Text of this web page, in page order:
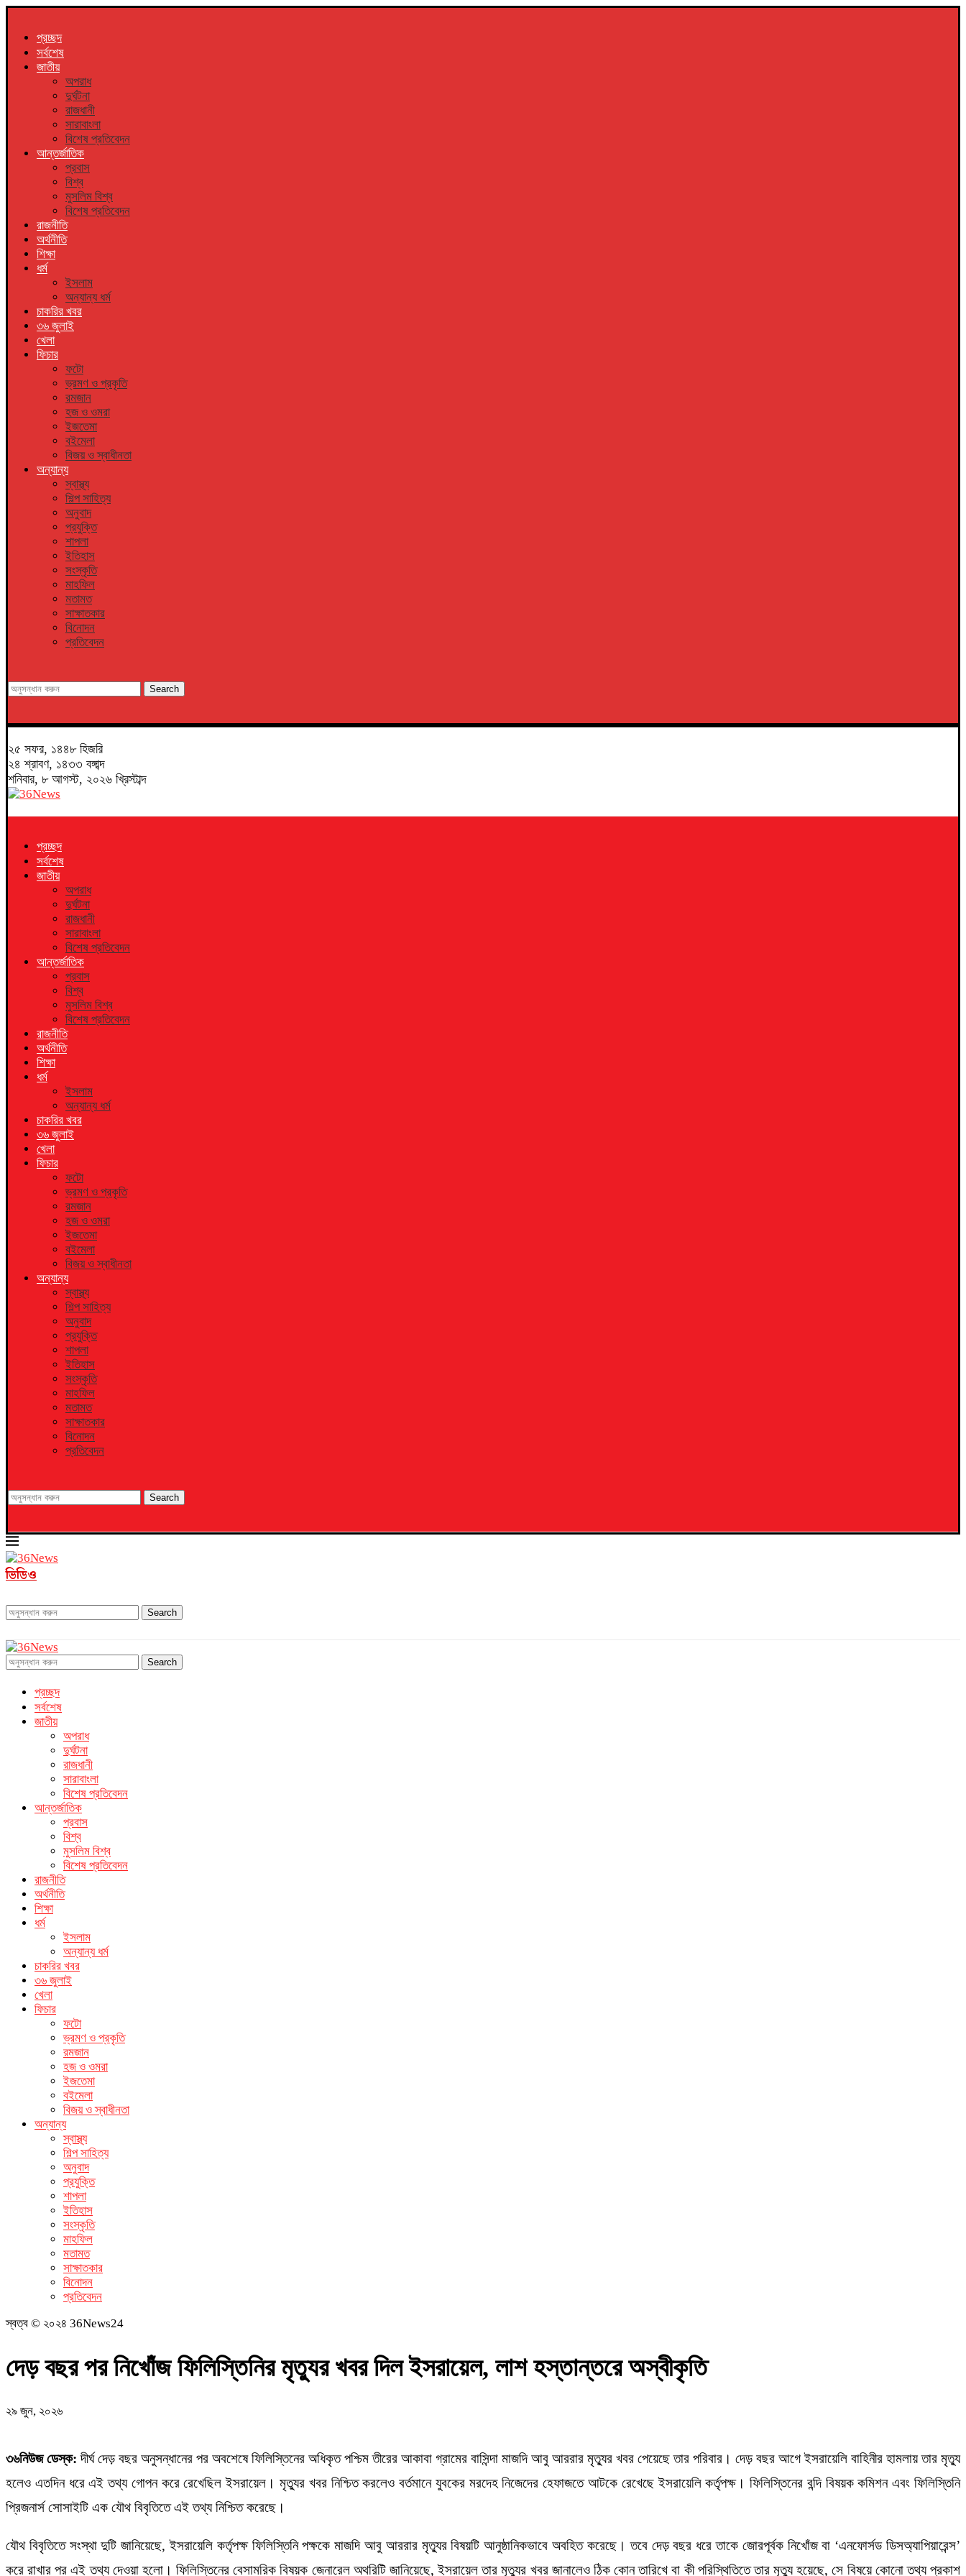
প্রচ্ছদ
সর্বশেষ
জাতীয়
অপরাধ
দুর্ঘটনা
রাজধানী
সারাবাংলা
বিশেষ প্রতিবেদন
আন্তর্জাতিক
প্রবাস
বিশ্ব
মুসলিম বিশ্ব
বিশেষ প্রতিবেদন
রাজনীতি
অর্থনীতি
শিক্ষা
ধর্ম
ইসলাম
অন্যান্য ধর্ম
চাকরির খবর
৩৬ জুলাই
খেলা
ফিচার
ফটো
ভ্রমণ ও প্রকৃতি
রমজান
হজ ও ওমরা
ইজতেমা
বইমেলা
বিজয় ও স্বাধীনতা
অন্যান্য
স্বাস্থ্য
শিল্প সাহিত্য
অনুবাদ
প্রযুক্তি
শাপলা
ইতিহাস
সংস্কৃতি
মাহফিল
মতামত
সাক্ষাতকার
বিনোদন
প্রতিবেদন
Search
২৫ সফর, ১৪৪৮ হিজরি
২৪ শ্রাবণ, ১৪৩৩ বঙ্গাব্দ
শনিবার, ৮ আগস্ট, ২০২৬ খ্রিস্টাব্দ
প্রচ্ছদ
সর্বশেষ
জাতীয়
অপরাধ
দুর্ঘটনা
রাজধানী
সারাবাংলা
বিশেষ প্রতিবেদন
আন্তর্জাতিক
প্রবাস
বিশ্ব
মুসলিম বিশ্ব
বিশেষ প্রতিবেদন
রাজনীতি
অর্থনীতি
শিক্ষা
ধর্ম
ইসলাম
অন্যান্য ধর্ম
চাকরির খবর
৩৬ জুলাই
খেলা
ফিচার
ফটো
ভ্রমণ ও প্রকৃতি
রমজান
হজ ও ওমরা
ইজতেমা
বইমেলা
বিজয় ও স্বাধীনতা
অন্যান্য
স্বাস্থ্য
শিল্প সাহিত্য
অনুবাদ
প্রযুক্তি
শাপলা
ইতিহাস
সংস্কৃতি
মাহফিল
মতামত
সাক্ষাতকার
বিনোদন
প্রতিবেদন
Search
ভিডিও
Search
Search
প্রচ্ছদ
সর্বশেষ
জাতীয়
অপরাধ
দুর্ঘটনা
রাজধানী
সারাবাংলা
বিশেষ প্রতিবেদন
আন্তর্জাতিক
প্রবাস
বিশ্ব
মুসলিম বিশ্ব
বিশেষ প্রতিবেদন
রাজনীতি
অর্থনীতি
শিক্ষা
ধর্ম
ইসলাম
অন্যান্য ধর্ম
চাকরির খবর
৩৬ জুলাই
খেলা
ফিচার
ফটো
ভ্রমণ ও প্রকৃতি
রমজান
হজ ও ওমরা
ইজতেমা
বইমেলা
বিজয় ও স্বাধীনতা
অন্যান্য
স্বাস্থ্য
শিল্প সাহিত্য
অনুবাদ
প্রযুক্তি
শাপলা
ইতিহাস
সংস্কৃতি
মাহফিল
মতামত
সাক্ষাতকার
বিনোদন
প্রতিবেদন
স্বত্ব © ২০২৪ 36News24
দেড় বছর পর নিখোঁজ ফিলিস্তিনির মৃত্যুর খবর দিল ইসরায়েল, লাশ হস্তান্তরে অস্বীকৃতি
২৯ জুন, ২০২৬
৩৬নিউজ ডেস্ক: দীর্ঘ দেড় বছর অনুসন্ধানের পর অবশেষে ফিলিস্তিনের অধিকৃত পশ্চিম তীরের আকাবা গ্রামের বাসিন্দা মাজদি আবু আররার মৃত্যুর খবর পেয়েছে তার পরিবার। দেড় বছর আগে ইসরায়েলি বাহিনীর হামলায় তার মৃত্যু
হলেও এতদিন ধরে এই তথ্য গোপন করে রেখেছিল ইসরায়েল। মৃত্যুর খবর নিশ্চিত করলেও বর্তমানে যুবকের মরদেহ নিজেদের হেফাজতে আটকে রেখেছে ইসরায়েলি কর্তৃপক্ষ। ফিলিস্তিনের বন্দি বিষয়ক কমিশন এবং ফিলিস্তিনি
প্রিজনার্স সোসাইটি এক যৌথ বিবৃতিতে এই তথ্য নিশ্চিত করেছে।
যৌথ বিবৃতিতে সংস্থা দুটি জানিয়েছে, ইসরায়েলি কর্তৃপক্ষ ফিলিস্তিনি পক্ষকে মাজদি আবু আররার মৃত্যুর বিষয়টি আনুষ্ঠানিকভাবে অবহিত করেছে। তবে দেড় বছর ধরে তাকে জোরপূর্বক নিখোঁজ বা ‘এনফোর্সড ডিসঅ্যাপিয়ারেন্স’
করে রাখার পর এই তথ্য দেওয়া হলো। ফিলিস্তিনের বেসামরিক বিষয়ক জেনারেল অথরিটি জানিয়েছে, ইসরায়েল তার মৃত্যুর খবর জানালেও ঠিক কোন তারিখে বা কী পরিস্থিতিতে তার মৃত্যু হয়েছে, সে বিষয়ে কোনো তথ্য প্রকাশ